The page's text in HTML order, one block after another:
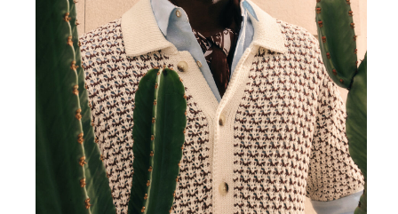
Jean Paul Gaultier
Lindt & Sprüngli
Nägele & Strubell
sh!ne by Dorotheum Juwelier